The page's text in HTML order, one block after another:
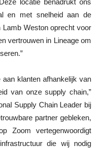
en met snelheid aan de
Weston oprecht voor
vertrouwen in Lineage om
klanten afhankelijk van
van onze supply chain,”
Supply Chain Leader bij
partner gebleken,
Zoom vertegenwoordigt
die wij nodig